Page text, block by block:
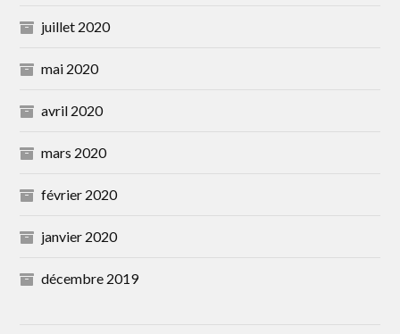
juillet 2020
mai 2020
avril 2020
mars 2020
février 2020
janvier 2020
décembre 2019